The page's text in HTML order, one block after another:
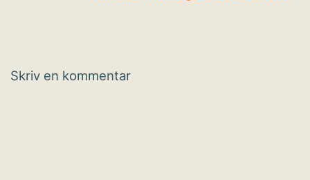
Skriv en kommentar